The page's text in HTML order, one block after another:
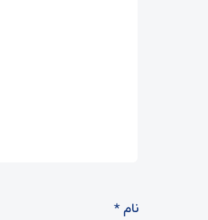
نام*